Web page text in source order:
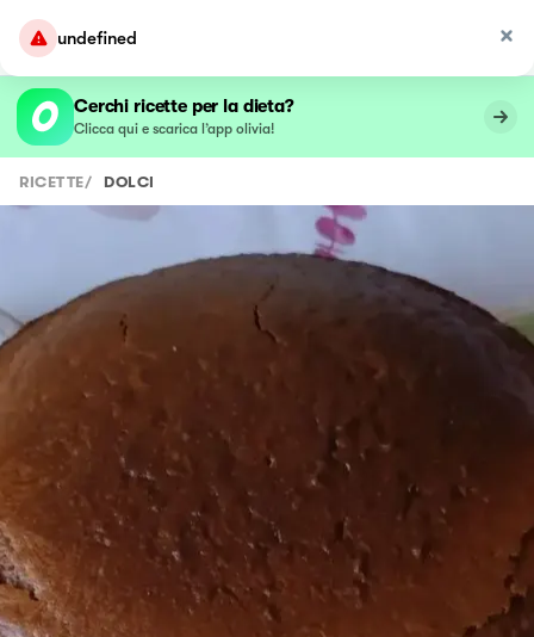
undefined
Cerchi ricette per la dieta?
Clicca qui e scarica l’app olivia!
RICETTE/ DOLCI